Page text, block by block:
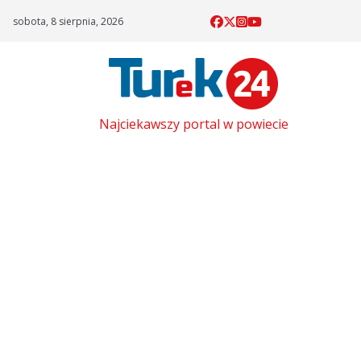
sobota, 8 sierpnia, 2026
Najciekawszy portal w powiecie